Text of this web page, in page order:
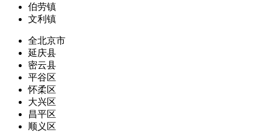
伯劳镇
文利镇
全北京市
延庆县
密云县
平谷区
怀柔区
大兴区
昌平区
顺义区